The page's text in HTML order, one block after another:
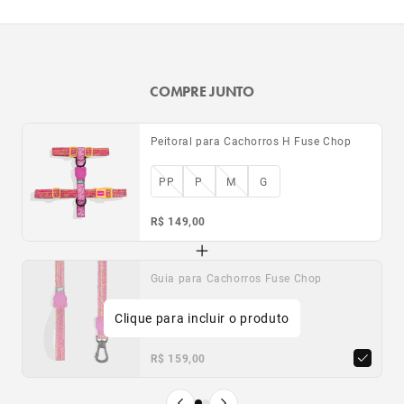
COMPRE JUNTO
Peitoral para Cachorros H Fuse Chop
PP P M G
R$ 149,00
Guia para Cachorros Fuse Chop
PP P G
R$ 159,00
Guia com Amortecedor para Cachorros
P G
R$ 199,00
Clique para incluir o produto